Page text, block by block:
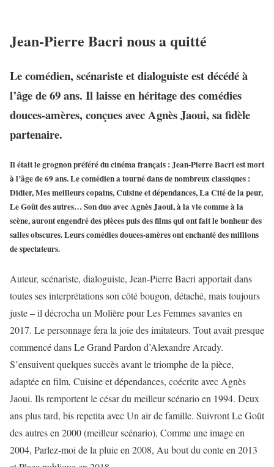
Jean-Pierre Bacri nous a quitté
Le comédien, scénariste et dialoguiste est décédé à
l’âge de 69 ans. Il laisse en héritage des comédies
douces-amères, conçues avec Agnès Jaoui, sa fidèle
partenaire.
Il était le grognon préféré du cinéma français : Jean-Pierre Bacri est mort
à l’âge de 69 ans. Le comédien a tourné dans de nombreux classiques :
Didier, Mes meilleurs copains, Cuisine et dépendances, La Cité de la peur,
Le Goût des autres… Son duo avec Agnès Jaoui, à la vie comme à la
scène, auront engendré des pièces puis des films qui ont fait le bonheur des
salles obscures. Leurs comédies douces-amères ont enchanté des millions
de spectateurs.
Auteur, scénariste, dialoguiste, Jean-Pierre Bacri apportait dans
toutes ses interprétations son côté bougon, détaché, mais toujours
juste – il décrocha un Molière pour Les Femmes savantes en
2017. Le personnage fera la joie des imitateurs. Tout avait presque
commencé dans Le Grand Pardon d’Alexandre Arcady.
S’ensuivent quelques succès avant le triomphe de la pièce,
adaptée en film, Cuisine et dépendances, coécrite avec Agnès
Jaoui. Ils remportent le césar du meilleur scénario en 1994. Deux
ans plus tard, bis repetita avec Un air de famille. Suivront Le Goût
des autres en 2000 (meilleur scénario), Comme une image en
2004, Parlez-moi de la pluie en 2008, Au bout du conte en 2013